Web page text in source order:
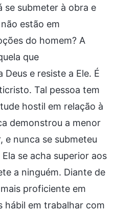
se submeter à obra e
estão em
do homem? A
que
e resiste a Ele. É
Tal pessoa tem
hostil em relação à
demonstrou a menor
e nunca se submeteu
se acha superior aos
a ninguém. Diante de
proficiente em
hábil em trabalhar com